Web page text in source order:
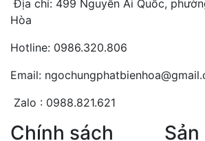
Địa chỉ: 499 Nguyễn Ái Quốc,
Hòa
Hotline: 0986.320.806
Email:
Zalo : 0988.821.621
Chính sách Sản